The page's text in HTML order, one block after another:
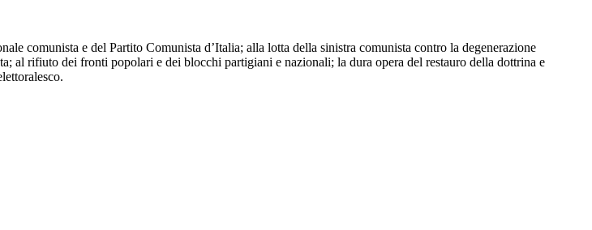
comunista e del Partito Comunista d’Italia; alla lotta della sinistra comunista contro la degenerazione
al rifiuto dei fronti popolari e dei blocchi partigiani e nazionali; la dura opera del restauro della dottrina e